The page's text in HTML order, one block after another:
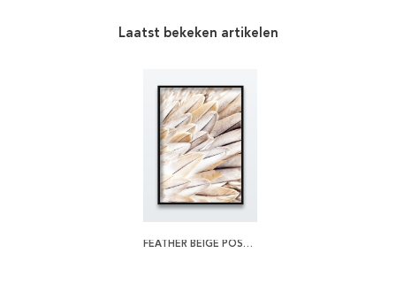
Laatst bekeken artikelen
FEATHER BEIGE POSTER